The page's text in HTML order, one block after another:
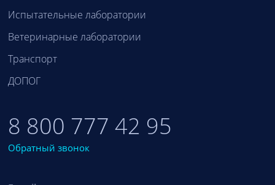
Испытательные лаборатории
Ветеринарные лаборатории
Транспорт
ДОПОГ
8 800 777 42 95
Обратный звонок